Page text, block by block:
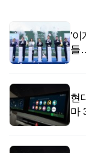
′
들
현
마